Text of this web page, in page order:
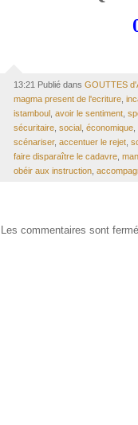
13:21 Publié dans GOUTTES
magma present de l'ecriture,
istamboul, avoir le sentiment,
sécuritaire, social, économique,
scénariser, accentuer le rejet,
faire disparaître le cadavre,
obéir aux instruction,
Les commentaires sont